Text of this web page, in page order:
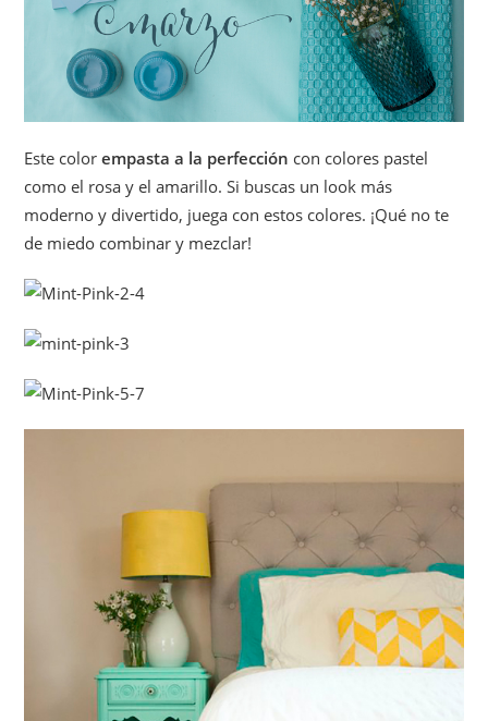
Este colorempasta a la perfección con colores pastel
como el rosa y el amarillo. Si buscas un look más
moderno y divertido, juega con estos colores. ¡Qué no te
de miedo combinar y mezclar!